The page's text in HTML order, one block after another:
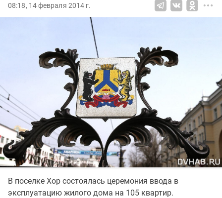
08:18, 14 февраля 2014 г.
В поселке Хор состоялась церемония ввода в
эксплуатацию жилого дома на 105 квартир.